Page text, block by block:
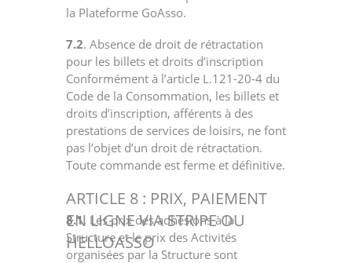
la Plateforme GoAsso.
7.2. Absence de droit de rétractation
pour les billets et droits d’inscription
Conformément à l’article L.121-20-4 du
Code de la Consommation, les billets et
droits d’inscription, afférents à des
prestations de services de loisirs, ne font
pas l’objet d’un droit de rétractation.
Toute commande est ferme et définitive.
ARTICLE 8 : PRIX, PAIEMENT
EN LIGNE VIA STRIPE OU
HELLOASSO
8.1. Les prix des adhésions à la
Structure et le prix des Activités
organisées par la Structure sont